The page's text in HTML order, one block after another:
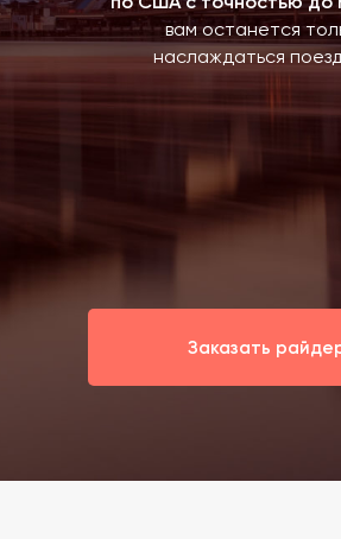
вам останется
наслаждаться
Заказать